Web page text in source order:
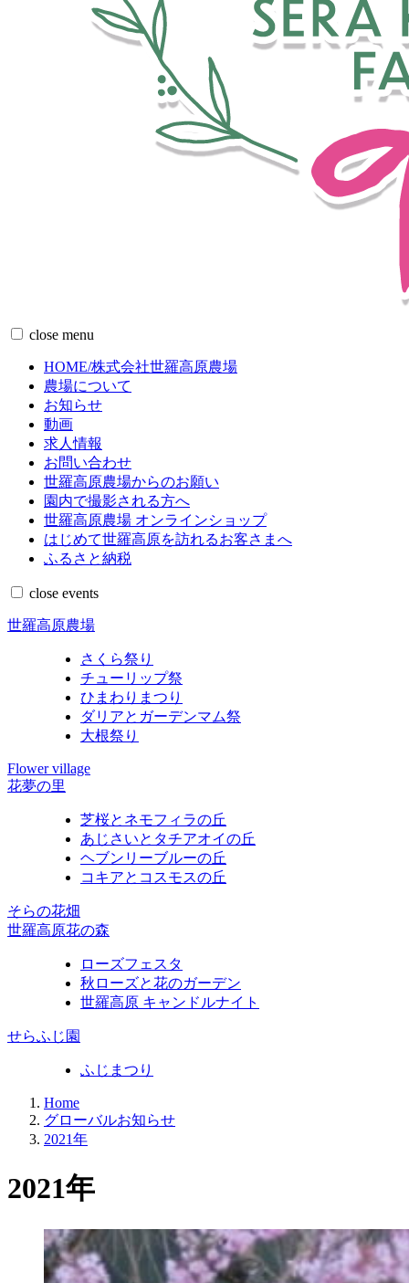
コ close menu
HOME/株式会社世羅高原農場
農場について
お知らせ
動画
求人情報
お問い合わせ
世羅高原農場からのお願い
園内で撮影される方へ
世羅高原農場 オンラインショップ
はじめて世羅高原を訪れるお客さまへ
ふるさと納税
close events
世羅高原農場
さくら祭り
チューリップ祭
ひまわりまつり
ダリアとガーデンマム祭
大根祭り
Flower village
花夢の里
芝桜とネモフィラの丘
あじさいとタチアオイの丘
ヘブンリーブルーの丘
コキアとコスモスの丘
そらの花畑
世羅高原花の森
ローズフェスタ
秋ローズと花のガーデン
世羅高原 キャンドルナイト
せらふじ園
ふじまつり
Home
グローバルお知らせ
2021年
2021年